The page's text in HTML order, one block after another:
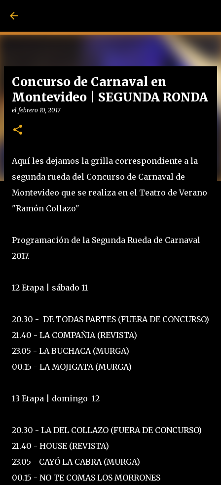
Concurso de Carnaval en
Montevideo | SEGUNDA RONDA
el febrero 10, 2017
Aquí les dejamos la grilla correspondiente a la
segunda rueda del Concurso de Carnaval de
Montevideo que se realiza en el Teatro de Verano
"Ramón Collazo"
Programación de la Segunda Rueda de Carnaval
2017.
12 Etapa | sábado 11
20.30 - DE TODAS PARTES (FUERA DE CONCURSO)
21.40 - LA COMPAÑIA (REVISTA)
23.05 - LA BUCHACA (MURGA)
00.15 - LA MOJIGATA (MURGA)
13 Etapa | domingo 12
20.30 - LA DEL COLLAZO (FUERA DE CONCURSO)
21.40 - HOUSE (REVISTA)
23.05 - CAYÓ LA CABRA (MURGA)
00.15 - NO TE COMAS LOS MORRONES